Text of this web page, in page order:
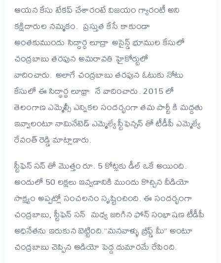
ఆయన కేసు టేకప్ చేశారంటే విజయం గ్యారంటీ అని
కక్షిదారుల నమ్మకం. ప్రస్తుత కేసే కాకుండా
అంతకుముందు సిద్ధార్ధ లూద్రా అసైన్డ్ భూముల కేసులో
చంద్రబాబు తరపున అమరావతి హైకోర్టులో
వాదించారు. అలాగే చంద్రబాబు తరపున ఓటుకు నోటు
కేసులో ఈ సిద్ధార్ధ లూథ్రా నే వాదించారు. 2015 లో
తెలంగాణ ఎమ్మెల్సీ ఎన్నికల సందర్భంగా తమ పార్టీ కి మద్దతు
ఇవ్వాలంటూ నామినేటెడ్ ఎమ్మెల్యే స్టీఫెన్సన్ తో టీడీపీ ఎమ్మెల్యే
రేవంత్ రెడ్డి మాట్లాడారు.
స్టీఫెన్ సన్ తో మొత్తం రూ. 5 కోట్లకు డీల్ ఒకే అయింది.
అందులో 50 లక్షలు ఇవ్వడానికి ముందు కొచ్చిన వీడియో
సాక్ష్యం అప్పట్లో సంచలనం సృష్టించింది. ఈ సందర్భంగా
చంద్రబాబు, స్టీఫెన్ సన్ మధ్య జరిగిన ఫోన్ సంభాషణ టీడీపీ
అధినేతను ఇరుకున బెట్టింది.”మనవాళ్ళు బ్రీఫ్డ్ మీ” అంటూ
చంద్రబాబు చెప్పిన ఆడియో పెద్ద దుమారమే రేపింది.